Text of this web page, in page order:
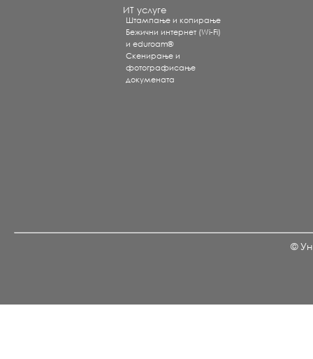
ИТ услуге
Штампање и копирање
Бежични интернет (Wi-Fi)
и eduroam®
Скенирање и
фотографисање
докумената
©